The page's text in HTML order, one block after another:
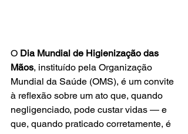
O Dia Mundial de Higienização das
Mãos, instituído pela Organização
Mundial da Saúde (OMS), é um convite
à reflexão sobre um ato que, quando
negligenciado, pode custar vidas — e
que, quando praticado corretamente, é